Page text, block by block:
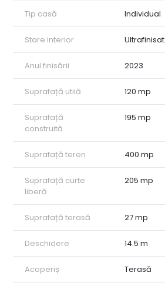
Tip casă Individual
Stare interior Ultrafinisat
Anul finisării 2023
Suprafață utilă 120 mp
Suprafață
construită
195 mp
Suprafață teren 400 mp
Suprafață curte
liberă
205 mp
Suprafață terasă 27 mp
Deschidere 14.5 m
Acoperiș Terasă